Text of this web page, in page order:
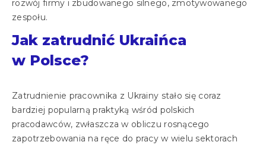
rozwój firmy i zbudowanego silnego, zmotywowanego
zespołu.
Jak zatrudnić Ukraińca
w Polsce?
Zatrudnienie pracownika z Ukrainy stało się coraz
bardziej popularną praktyką wśród polskich
pracodawców, zwłaszcza w obliczu rosnącego
zapotrzebowania na ręce do pracy w wielu sektorach